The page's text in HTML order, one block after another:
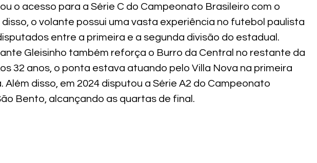
o acesso para a Série C do Campeonato Brasileiro com o
disso, o volante possui uma vasta experiência no futebol paulista
entre a primeira e a segunda divisão do estadual.
Gleisinho também reforça o Burro da Central no restante da
32 anos, o ponta estava atuando pelo Villa Nova na primeira
Além disso, em 2024 disputou a Série A2 do Campeonato
Bento, alcançando as quartas de final.